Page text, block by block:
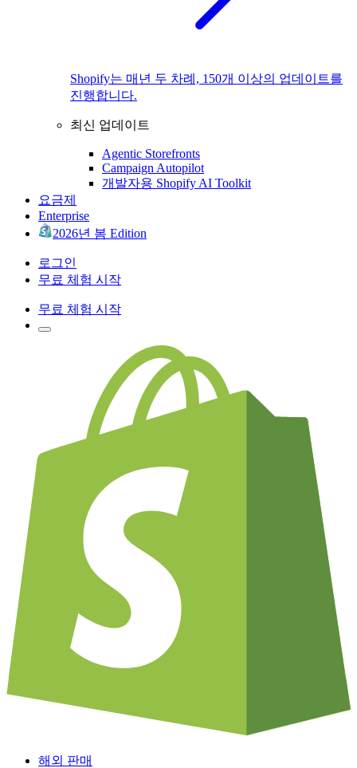
Shopify는 매년 두 차례, 150개 이상의 업데이트를
진행합니다.
최신 업데이트
Agentic Storefronts
Campaign Autopilot
개발자용 Shopify AI Toolkit
요금제
Enterprise
2026년 봄 Edition
로그인
무료 체험 시작
무료 체험 시작
해외 판매